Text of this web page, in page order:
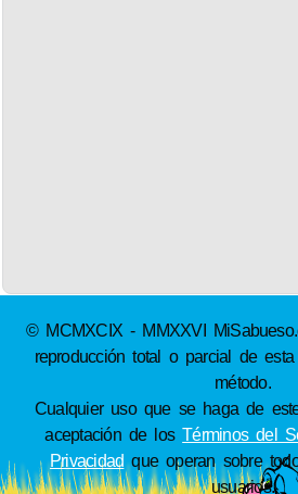
© MCMXCIX - MMXXVI
reproducción total o parcial de
método.
Cualquier uso que se haga de
aceptación de losTérminos del
Privacidad que operan sobre
usuarios.